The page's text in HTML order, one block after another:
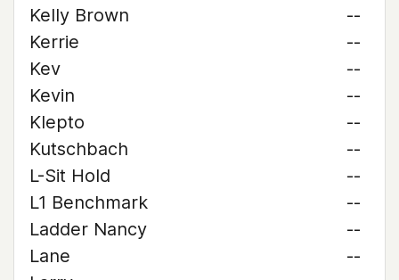
Kelly Brown
--
Kerrie
--
Kev
--
Kevin
--
Klepto
--
Kutschbach
--
L-Sit Hold
--
L1 Benchmark
--
Ladder Nancy
--
Lane
--